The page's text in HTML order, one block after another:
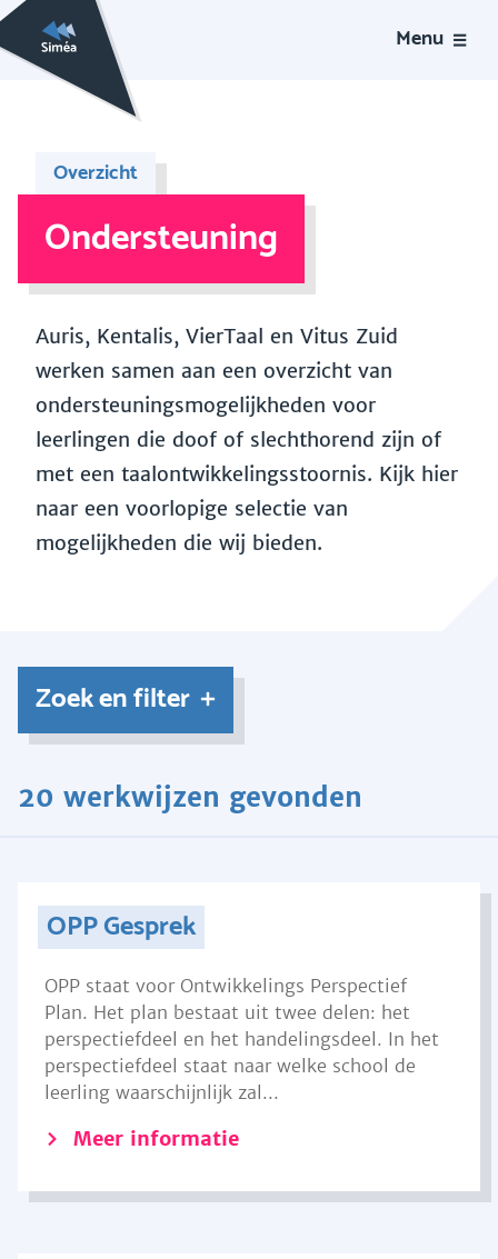
Menu
Overzicht
Ondersteuning
Auris, Kentalis, VierTaal en Vitus Zuid
werken samen aan een overzicht van
ondersteuningsmogelijkheden voor
leerlingen die doof of slechthorend zijn of
met een taalontwikkelingsstoornis. Kijk hier
naar een voorlopige selectie van
mogelijkheden die wij bieden.
Zoek en filter
20 werkwijzen gevonden
OPP Gesprek
OPP staat voor Ontwikkelings Perspectief
Plan. Het plan bestaat uit twee delen: het
perspectiefdeel en het handelingsdeel. In het
perspectiefdeel staat naar welke school de
leerling waarschijnlijk zal...
Meer informatie